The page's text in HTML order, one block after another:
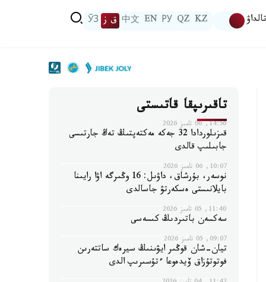
تالداۋ KZ
QZ
РУ
EN
中文 ق ز ЎЗ
تاقىرىپقا قاتىستى
14:56, 06 تامىز 2026
قىزىلوردادا 32 جەكە مەكتەپتىڭ تەڭ جارتىسى
جابىلىپ قالدى
10:07, 06 تامىز 2026
نوسەر، بۇرشاق، داۋىل: 16 وڭىرگە اۋا رايىنا
بايلانىستى ەسكەرتۋ جاسالدى
11:40, 05 تامىز 2026
سەكسەن باتىردىڭ كىسەسى
09:07, 05 تامىز 2026
تيان-شان قوڭىر ايۋىنىڭ سيرەك ساتتەرىن
فوتوتۇزاق ۆيدەوعا ءتۇسىرىپ الدى